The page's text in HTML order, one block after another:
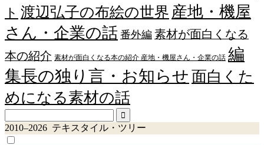
ト 渡辺弘子の布絵の世界 産地・機屋
さん・企業の話 番外編 素材が面白くなる
本の紹介 素材が面白くなる本の紹介 産地・機屋さん・企業の話 編
集長の独り言・お知らせ 面白くた
めになる素材の話
2010–2026 テキスタイル・ツリー